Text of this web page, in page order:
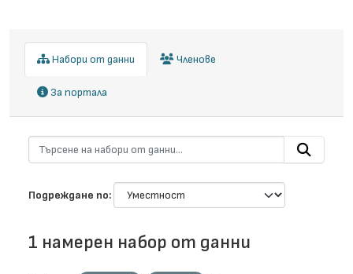
Набори от данни Членове
За портала
Подреждане по
1 намерен набор от данни